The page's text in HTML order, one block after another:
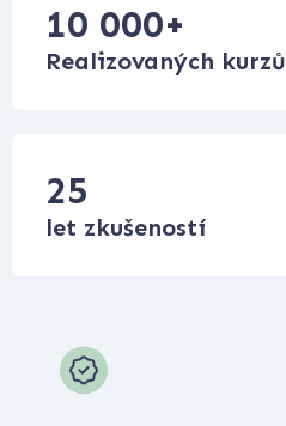
10 000+
Realizovaných kurzů
25
let zkušeností